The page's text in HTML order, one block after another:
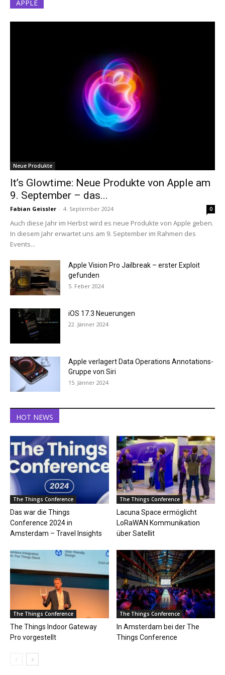
APPLE
Neue Produkte
It’s Glowtime: Neue Produkte von Apple am
9. September – das...
Fabian Geissler - 4. September 2024 0
Auch diese Jahr im Herbst wird es neue Produkte von Apple geben.
In diesem Jahr erwartet uns am 9. September im Rahmen des
Events...
Apple Vision Pro Jailbreak – erster Exploit
gefunden
5. Feber 2024
iOS 17.3 Neuerungen
22. Jänner 2024
Apple verlagert Data Operations Annotations-
Gruppe von Siri
15. Jänner 2024
HOT NEWS
The Things Conference
Das war die Things
Conference 2024 in
Amsterdam – Travel Insights
The Things Conference
Lacuna Space ermöglicht
LoRaWAN Kommunikation
über Satellit
The Things Conference
The Things Indoor Gateway
Pro vorgestellt
The Things Conference
In Amsterdam bei der The
Things Conference